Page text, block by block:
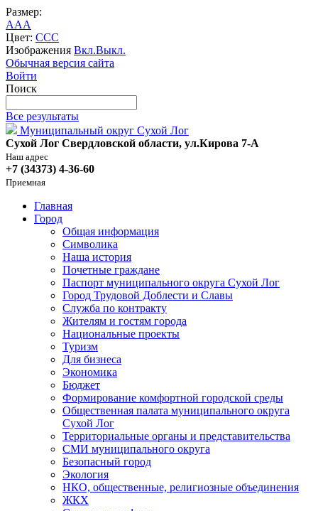
Размер:
AAA
Цвет: CCC
Изображения Вкл.Выкл.
Обычная версия сайта
Войти
Поиск
Все результаты
Муниципальный округ Сухой Лог
Сухой Лог Свердловской области, ул.Кирова 7-А
Наш адрес
+7 (34373) 4-36-60
Приемная
Главная
Город
Общая информация
Символика
Наша история
Почетные граждане
Паспорт муниципального округа Сухой Лог
Город Трудовой Доблести и Славы
Служба по контракту
Жителям и гостям города
Национальные проекты
Туризм
Для бизнеса
Экономика
Бюджет
Формирование комфортной городской среды
Общественная палата муниципального округа
Сухой Лог
Территориальные органы и представительства
СМИ муниципального округа
Безопасный город
Экология
НКО, общественные, религиозные объединения
ЖКХ